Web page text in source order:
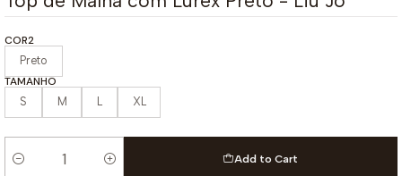
COR2
Preto
TAMANHO
S M L XL
Quantity
Add to Cart